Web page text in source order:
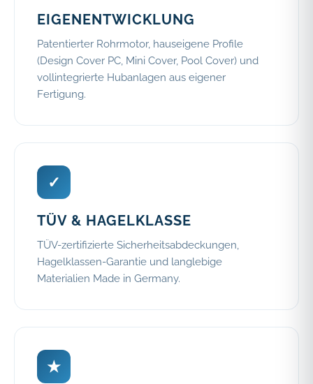
EIGENENTWICKLUNG
Patentierter Rohrmotor, hauseigene Profile
(Design Cover PC, Mini Cover, Pool Cover) und
vollintegrierte Hubanlagen aus eigener
Fertigung.
✓
TÜV & HAGELKLASSE
TÜV-zertifizierte Sicherheitsabdeckungen,
Hagelklassen-Garantie und langlebige
Materialien Made in Germany.
★